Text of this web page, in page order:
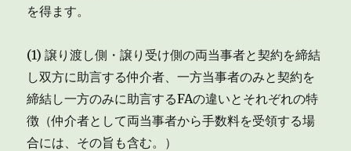
を得ます。
(1) 譲り渡し側・譲り受け側の両当事者と契約を締結
し双方に助言する仲介者、一方当事者のみと契約を
締結し一方のみに助言するFAの違いとそれぞれの特
徴（仲介者として両当事者から手数料を受領する場
合には、その旨も含む。）